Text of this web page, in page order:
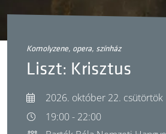
komolyzene, opera, színház
Liszt: Krisztus
2026. október 22. csütörtök
19:00 - 22:00